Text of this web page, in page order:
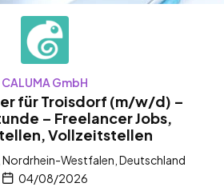
CALUMA GmbH
für Troisdorf (m/w/d) –
– Freelancer Jobs,
Vollzeitstellen
Westfalen, Deutschland
04/08/2026